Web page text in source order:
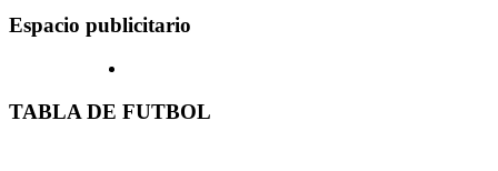
Espacio publicitario
TABLA DE FUTBOL